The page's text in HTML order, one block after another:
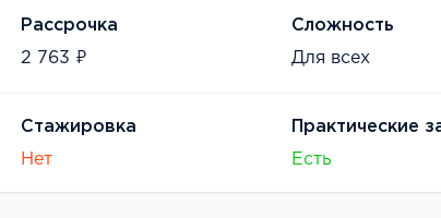
Рассрочка
2 763 ₽
Сложность
Для всех
Стажировка
Нет
Практические
Есть